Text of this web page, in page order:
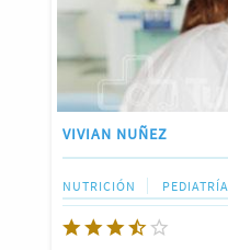
VIVIAN NUÑEZ
NUTRICIÓN PEDIATRÍA